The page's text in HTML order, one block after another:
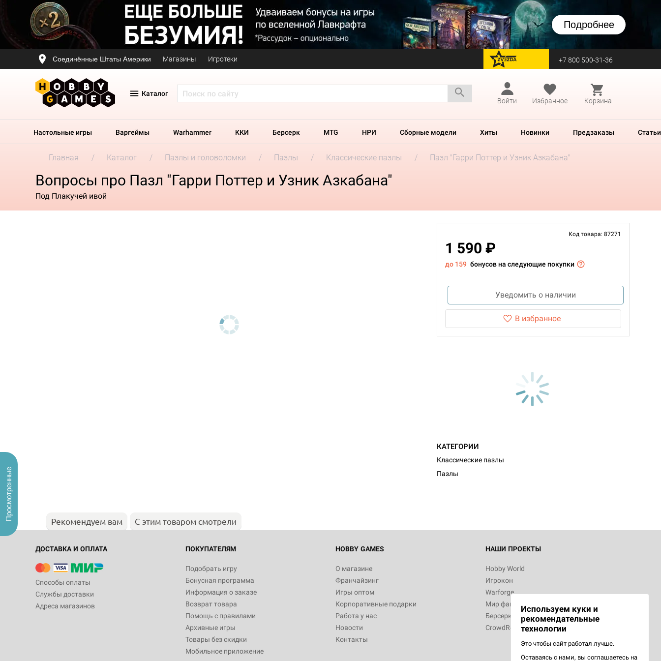
Подробнее
Соединённые Штаты Америки Магазины Игротеки перейти на Zvezda +7 800 500-31-36
Каталог
Войти
Избранное Корзина
Настольные игры Варгеймы Warhammer ККИ Берсерк MTG НРИ Сборные модели Хиты Новинки Предзаказы Статьи
Главная Каталог Пазлы и головоломки Пазлы Классические пазлы Пазл "Гарри Поттер и Узник Азкабана"
Вопросы про Пазл "Гарри Поттер и Узник Азкабана"
Под Плакучей ивой
Код товара: 87271
1 590 ₽
до 159 бонусов на следующие покупки
Уведомить о наличии
В избранное
КАТЕГОРИИ
Классические пазлы
Пазлы
Рекомендуем вам С этим товаром смотрели
ДОСТАВКА И ОПЛАТА
Способы оплаты
Службы доставки
Адреса магазинов
ПОКУПАТЕЛЯМ
Подобрать игру
Бонусная программа
Информация о заказе
Возврат товара
Помощь с правилами
Архивные игры
Товары без скидки
Мобильное приложение
HOBBY GAMES
О магазине
Франчайзинг
Игры оптом
Корпоративные подарки
Работа у нас
Новости
Контакты
НАШИ ПРОЕКТЫ
Hobby World
Игрокон
Warforge
Мир фантастики
Берсерк
CrowdRepublic
Используем куки и
рекомендательные
технологии
Это чтобы сайт работал лучше.
Оставаясь с нами, вы соглашаетесь на
Просмотренные
Настольная игра Hobby World Монстры
Белая смерть
12 990
Настольная игра Hobby World Берсерк.
3 490